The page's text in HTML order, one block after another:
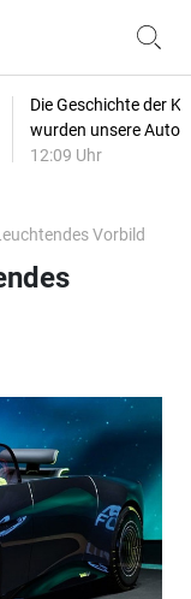
Die Geschichte der
wurden unsere
12:09 Uhr
Vorbild